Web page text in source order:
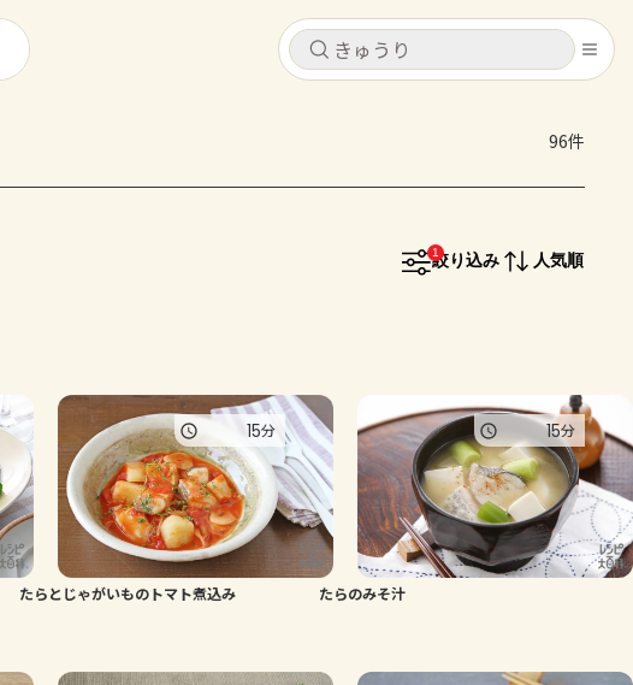
キャンセル
レシピ
トーク
よくあるお問い合わせ
キャンセル
96件
1
絞り込み 人気順
たらとじゃがいものトマト煮込み
15分
たらのみそ汁
15分